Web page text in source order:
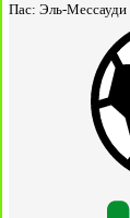
Пас: Эль-Мессауди